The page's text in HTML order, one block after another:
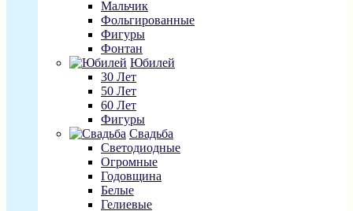
Мальчик
Фольгированные
Фигуры
Фонтан
Юбилей
30 Лет
50 Лет
60 Лет
Фигуры
Свадьба
Светодиодные
Огромные
Годовщина
Белые
Гелиевые